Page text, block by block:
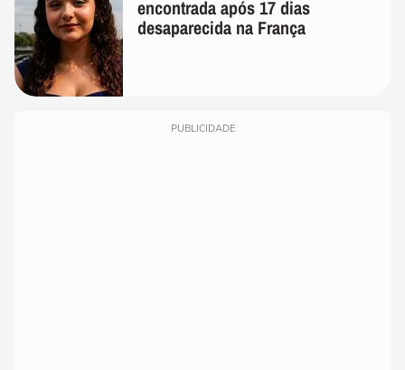
encontrada após 17 dias
desaparecida na França
PUBLICIDADE